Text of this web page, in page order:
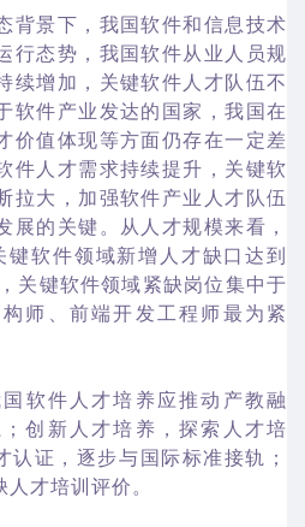
背景下，我国软件和信息技术
行态势，我国软件从业人员规
续增加，关键软件人才队伍不
软件产业发达的国家，我国在
价值体现等方面仍存在一定差
件人才需求持续提升，关键软
拉大，加强软件产业人才队伍
展的关键。从人才规模来看，
软件领域新增人才缺口达到
关键软件领域紧缺岗位集中于
师、前端开发工程师最为紧
国软件人才培养应推动产教融
创新人才培养，探索人才培
认证，逐步与国际标准接轨；
才培训评价。